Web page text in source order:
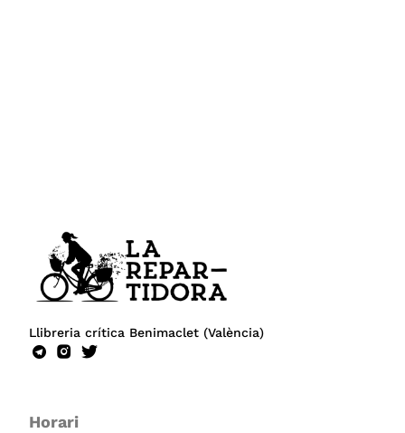
Llibreria crítica Benimaclet (València)
Horari